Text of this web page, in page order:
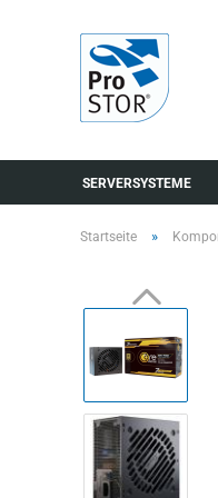
SERVERSYSTEME
Startseite »